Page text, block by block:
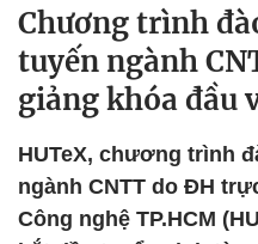
Chương trình
tuyến ngành
giảng khóa đầu
HUTeX, chương trình
ngành CNTT do ĐH
Công nghệ TP.HCM